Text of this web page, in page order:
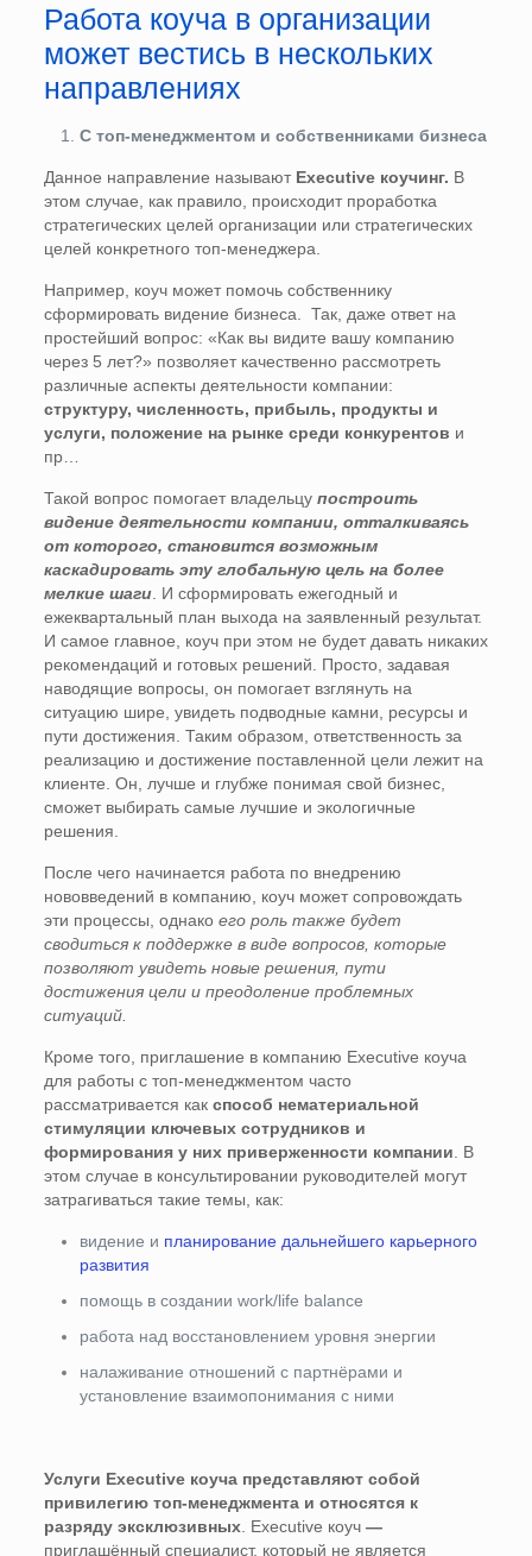
Работа коуча в организации
может вестись в нескольких
направлениях
С топ-менеджментом и собственниками бизнеса
Данное направление называют Executive коучинг. В
этом случае, как правило, происходит проработка
стратегических целей организации или стратегических
целей конкретного топ-менеджера.
Например, коуч может помочь собственнику
сформировать видение бизнеса. Так, даже ответ на
простейший вопрос: «Как вы видите вашу компанию
через 5 лет?» позволяет качественно рассмотреть
различные аспекты деятельности компании:
структуру, численность, прибыль, продукты и
услуги, положение на рынке среди конкурентов и
пр…
Такой вопрос помогает владельцу построить
видение деятельности компании, отталкиваясь
от которого, становится возможным
каскадировать эту глобальную цель на более
мелкие шаги. И сформировать ежегодный и
ежеквартальный план выхода на заявленный результат.
И самое главное, коуч при этом не будет давать никаких
рекомендаций и готовых решений. Просто, задавая
наводящие вопросы, он помогает взглянуть на
ситуацию шире, увидеть подводные камни, ресурсы и
пути достижения. Таким образом, ответственность за
реализацию и достижение поставленной цели лежит на
клиенте. Он, лучше и глубже понимая свой бизнес,
сможет выбирать самые лучшие и экологичные
решения.
После чего начинается работа по внедрению
нововведений в компанию, коуч может сопровождать
эти процессы, однако его роль также будет
сводиться к поддержке в виде вопросов, которые
позволяют увидеть новые решения, пути
достижения цели и преодоление проблемных
ситуаций.
Кроме того, приглашение в компанию Executive коуча
для работы с топ-менеджментом часто
рассматривается как способ нематериальной
стимуляции ключевых сотрудников и
формирования у них приверженности компании . В
этом случае в консультировании руководителей могут
затрагиваться такие темы, как:
видение и планирование дальнейшего карьерного
развития
помощь в создании work/life balance
работа над восстановлением уровня энергии
налаживание отношений с партнёрами и
установление взаимопонимания с ними
Услуги Executive коуча представляют собой
привилегию топ-менеджмента и относятся к
разряду эксклюзивных. Executive коуч—
приглашённый специалист, который не является